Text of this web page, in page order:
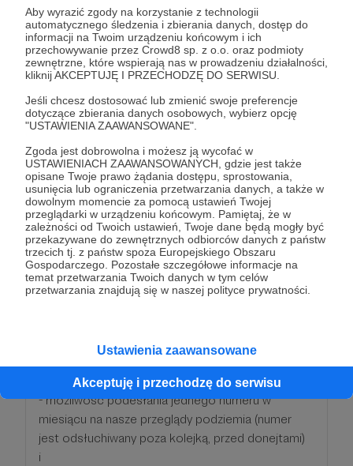
Aby wyrazić zgody na korzystanie z technologii
automatycznego śledzenia i zbierania danych, dostęp do
informacji na Twoim urządzeniu końcowym i ich
przechowywanie przez Crowd8 sp. z o.o. oraz podmioty
zewnętrzne, które wspierają nas w prowadzeniu działalności,
kliknij AKCEPTUJĘ I PRZECHODZĘ DO SERWISU.
Jeśli chcesz dostosować lub zmienić swoje preferencje
dotyczące zbierania danych osobowych, wybierz opcję
"USTAWIENIA ZAAWANSOWANE".
Zgoda jest dobrowolna i możesz ją wycofać w
USTAWIENIACH ZAAWANSOWANYCH, gdzie jest także
opisane Twoje prawo żądania dostępu, sprostowania,
usunięcia lub ograniczenia przetwarzania danych, a także w
dowolnym momencie za pomocą ustawień Twojej
przeglądarki w urządzeniu końcowym. Pamiętaj, że w
zależności od Twoich ustawień, Twoje dane będą mogły być
przekazywane do zewnętrznych odbiorców danych z państw
trzecich tj. z państw spoza Europejskiego Obszaru
Gospodarczego. Pozostałe szczegółowe informacje na
temat przetwarzania Twoich danych w tym celów
przetwarzania znajdują się w naszej polityce prywatności.
Ustawienia zaawansowane
Akceptuję i przechodzę do serwisu
i
- możliwość wybrania jednego numeru w miesiącu,
na który zrealizuje reakcję na żywo (w wybranym
przeze mnie terminie).
Oczywiście Twoje imię i nazwisko pojawi się na
końcowej planszy we wszystkich materiałach na
YouTube RAPNAU tak jak w przypadku
Patroni: 0 Limit: 30
100 zł miesięcznie
się na wsparcie taką kwotą otrzymujesz
progów:
- możliwość podesłania jednego numeru w
miesiącu na nasze przeglądy podziemia (numer
jest odsłuchiwany poza kolejką, przed donejtami)
i